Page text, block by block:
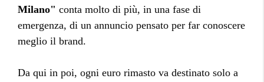
Milano" conta molto di più, in una fase di
emergenza, di un annuncio pensato per far conoscere
meglio il brand.
Da qui in poi, ogni euro rimasto va destinato solo a